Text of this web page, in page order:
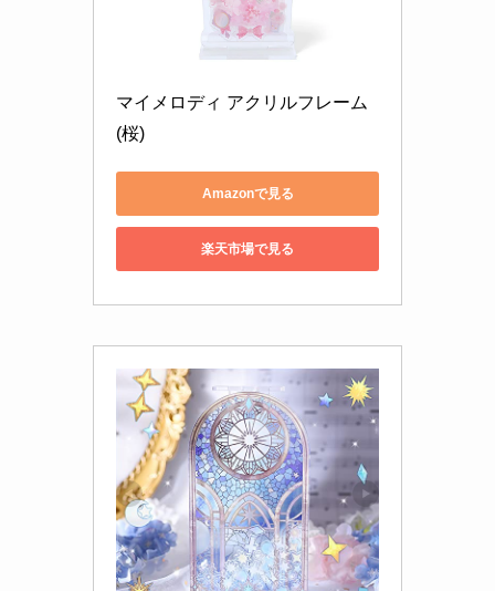
マイメロディ アクリルフレーム
(桜)
Amazonで見る
楽天市場で見る